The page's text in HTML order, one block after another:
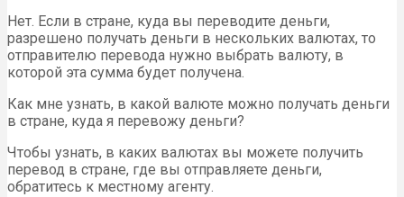
Нет. Если в стране, куда вы переводите деньги,
разрешено получать деньги в нескольких валютах, то
отправителю перевода нужно выбрать валюту, в
которой эта сумма будет получена.
Как мне узнать, в какой валюте можно получать деньги
в стране, куда я перевожу деньги?
Чтобы узнать, в каких валютах вы можете получить
перевод в стране, где вы отправляете деньги,
обратитесь к местному агенту.